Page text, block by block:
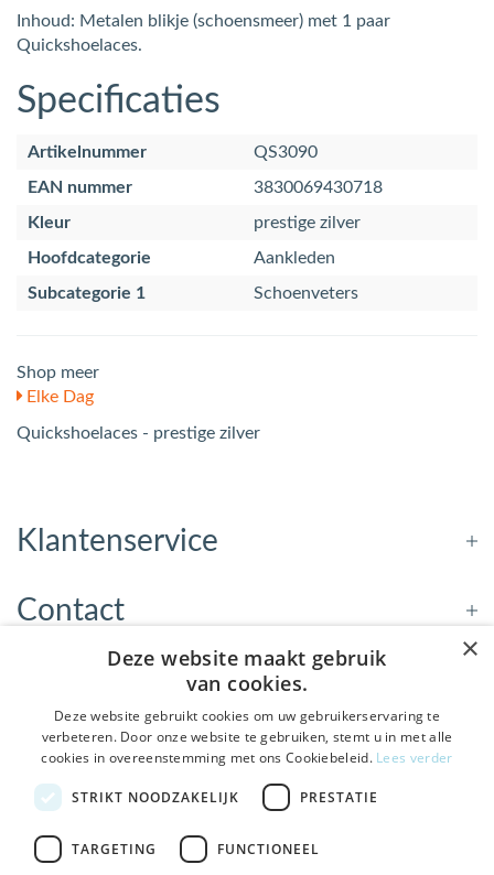
Inhoud: Metalen blikje (schoensmeer) met 1 paar
Quickshoelaces.
Specificaties
Artikelnummer
QS3090
EAN nummer
3830069430718
Kleur
prestige zilver
Hoofdcategorie
Aankleden
Subcategorie 1
Schoenveters
Shop meer
Elke Dag
Quickshoelaces - prestige zilver
Klantenservice
Contact
Openingstijden
Nieuwsbrief
De Welzijnwinkel in je
inbox
Geen spam, geen verkooppraatjes — gewoon fijne
updates over hulpmiddelen die echt iets toevoegen.
×
Deze website maakt gebruik
van cookies.
Deze website gebruikt cookies om uw gebruikerservaring te
verbeteren. Door onze website te gebruiken, stemt u in met alle
cookies in overeenstemming met ons Cookiebeleid. Lees verder
STRIKT NOODZAKELIJK PRESTATIE
TARGETING FUNCTIONEEL